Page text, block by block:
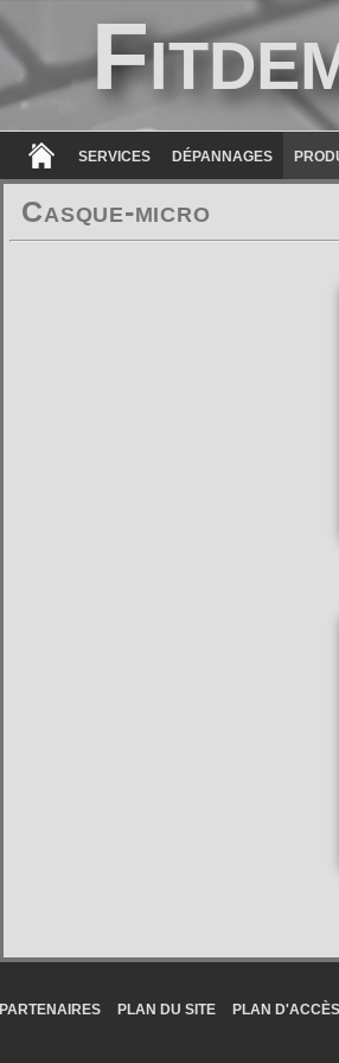
SERVICES DÉPANNAGES
Casque-micro
PARTENAIRES PLAN DU SITE PLAN D'ACCÈS